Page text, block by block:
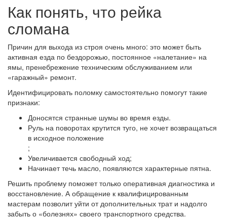
Как понять, что рейка
сломана
Причин для выхода из строя очень много: это может быть
активная езда по бездорожью, постоянное «налетание» на
ямы, пренебрежение техническим обслуживанием или
«гаражный» ремонт.
Идентифицировать поломку самостоятельно помогут такие
признаки:
Доносятся странные шумы во время езды.
Руль на поворотах крутится туго, не хочет возвращаться
в исходное положение
;
Увеличивается свободный ход;
Начинает течь масло, появляются характерные пятна.
Решить проблему поможет только оперативная диагностика и
восстановление. А обращение к квалифицированным
мастерам позволит уйти от дополнительных трат и надолго
забыть о «болезнях» своего транспортного средства.